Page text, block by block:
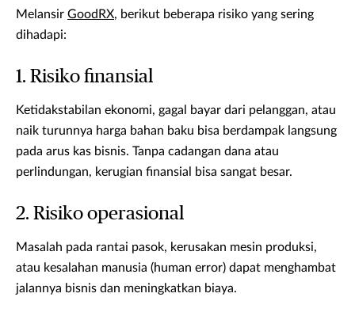
Melansir GoodRX, berikut beberapa risiko yang sering
dihadapi:
1. Risiko finansial
Ketidakstabilan ekonomi, gagal bayar dari pelanggan, atau
naik turunnya harga bahan baku bisa berdampak langsung
pada arus kas bisnis. Tanpa cadangan dana atau
perlindungan, kerugian finansial bisa sangat besar.
2. Risiko operasional
Masalah pada rantai pasok, kerusakan mesin produksi,
atau kesalahan manusia (human error) dapat menghambat
jalannya bisnis dan meningkatkan biaya.